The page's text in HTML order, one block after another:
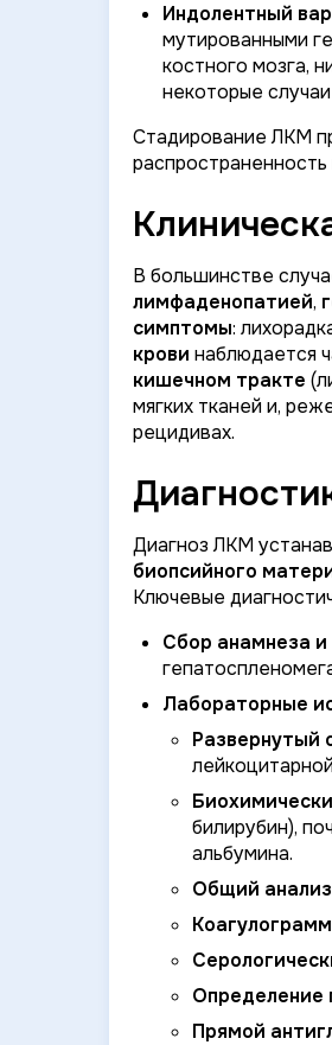
Индолентный
мутированными
костного мозга,
некоторые
Стадирование ЛКМ
В большинстве
лимфаденопатией,
симптомы:
крови наблюдается
кишечном тракте
мягких тканей и,
рецидивах.
Диагноз ЛКМ
биопсийного
Ключевые
Сбор анамнеза
Лабораторные
Развернутый
билирубин),
альбумина.
Общий
Определение
Прямой